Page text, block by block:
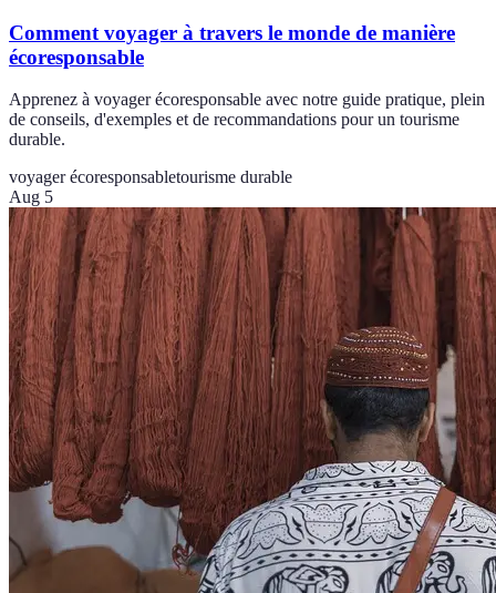
Comment voyager à travers le monde de manière
écoresponsable
Apprenez à voyager écoresponsable avec notre guide pratique, plein
de conseils, d'exemples et de recommandations pour un tourisme
durable.
voyager écoresponsabletourisme durable
Aug 5